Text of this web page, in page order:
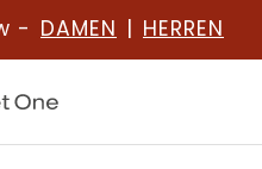
- DAMEN | HERREN